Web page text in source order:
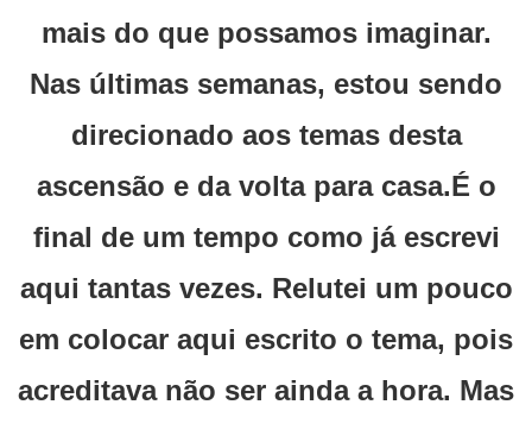
mais do que possamos imaginar.
Nas últimas semanas, estou sendo
direcionado aos temas desta
ascensão e da volta para casa.É o
final de um tempo como já escrevi
aqui tantas vezes. Relutei um pouco
em colocar aqui escrito o tema, pois
acreditava não ser ainda a hora. Mas